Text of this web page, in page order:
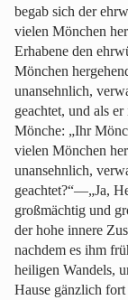
begab sich der
vielen Mönchen
Erhabene den
Mönchen
unansehnlich,
geachtet, und als
Mönche: „Ihr
vielen Mönchen
unansehnlich,
geachtet?“—„Ja,
großmächtig und
der hohe innere
nachdem es ihm
heiligen Wandels,
Hause gänzlich